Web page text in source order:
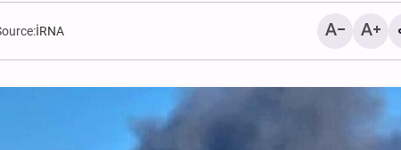
İRNA
Мүһаҹирани: